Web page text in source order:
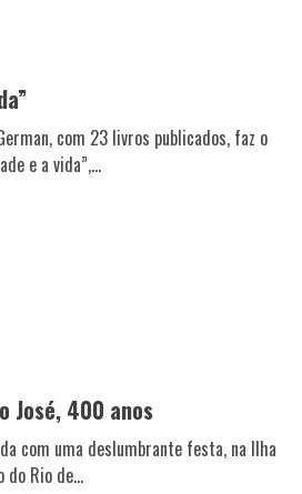
com 23 livros publicados, faz o
e a vida”,...
José, 400 anos
com uma deslumbrante festa, na Ilha
do Rio de...